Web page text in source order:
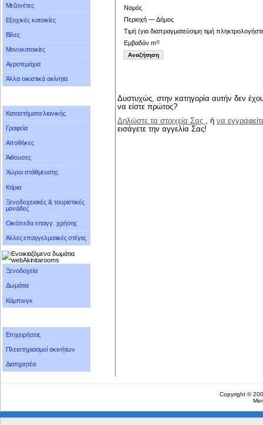
Μεζονέτες
Εξοχικές κατοικίες
Βίλες
Μονοκατοικίες
Αγροτεμάχια
Άλλα οικιστικά ακίνητα
Καταστήματα λιανικής
Γραφεία
Αποθήκες
Άιθουσες
Χώροι στάθμευσης
Κτίρια
Ξενοδοχειακές & τουριστικές
μονάδες
Οικόπεδα επαγγ. χρήσης
Άλλες επαγγελματικές στέγες
Ξενοδοχεία
Δωμάτια
Κάμπινγκ
Επιχειρήσεις
Πλειστηριασμοί ακινήτων
Διατηρητέα
Νομός
Περιοχή — Δήμος
Τιμή (για διαπραγματεύσιμη τιμή
Εμβαδόν m’²
Δυστυχώς, στην κατηγορία αυτήν δεν
να είστε πρώτος?
Δηλώστε τα στοιχεία Σας , ή να
εισάγετε την αγγελία Σας!
Copyright ©